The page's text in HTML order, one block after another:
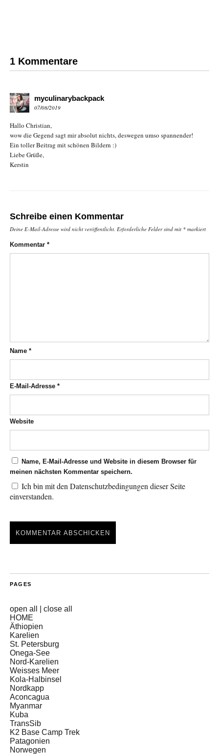
1 Kommentare
myculinarybackpack
07/08/2019
Hallo Christian,
wow die Gegend sagt mir absolut nichts, deswegen umso spannender!
Ein toller Beitrag mit schönen Bildern :)
Liebe Grüße,
Kerstin
Schreibe einen Kommentar
Deine E-Mail-Adresse wird nicht veröffentlicht. Erforderliche Felder sind mit * markiert
Kommentar *
Name *
E-Mail-Adresse *
Website
Name, E-Mail-Adresse und Website in diesem Browser für
meinen nächsten Kommentar speichern.
Ich bin mit den Datenschutzbedingungen dieser Seite
einverstanden.
PAGES
open all
close all
HOME
Äthiopien
Karelien
St. Petersburg
Onega-See
Nord-Karelien
Weisses Meer
Kola-Halbinsel
Nordkapp
Aconcagua
Myanmar
Kuba
TransSib
K2 Base Camp Trek
Patagonien
Norwegen